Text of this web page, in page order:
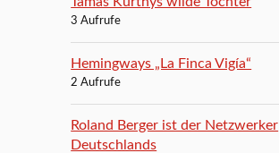
3 Aufrufe
Hemingways „La Finca Vigía“
2 Aufrufe
Roland Berger ist der Netzwerker
Deutschlands